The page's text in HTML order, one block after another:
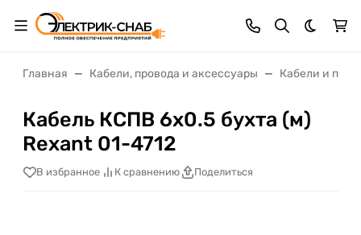
Темная
Главная Кабели, провода и аксессуары Кабели и
Кабель КСПВ 6х0.5 бухта (м)
Rexant 01-4712
В избранное К сравнению Поделиться